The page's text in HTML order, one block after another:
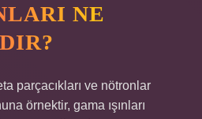
NE
parçacıkları ve nötronlar
örnektir, gama ışınları